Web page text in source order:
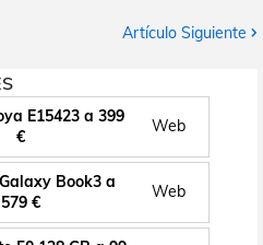
Artículo Siguiente
E15423 a 399
€
Web
Book3 a
579 €
Web